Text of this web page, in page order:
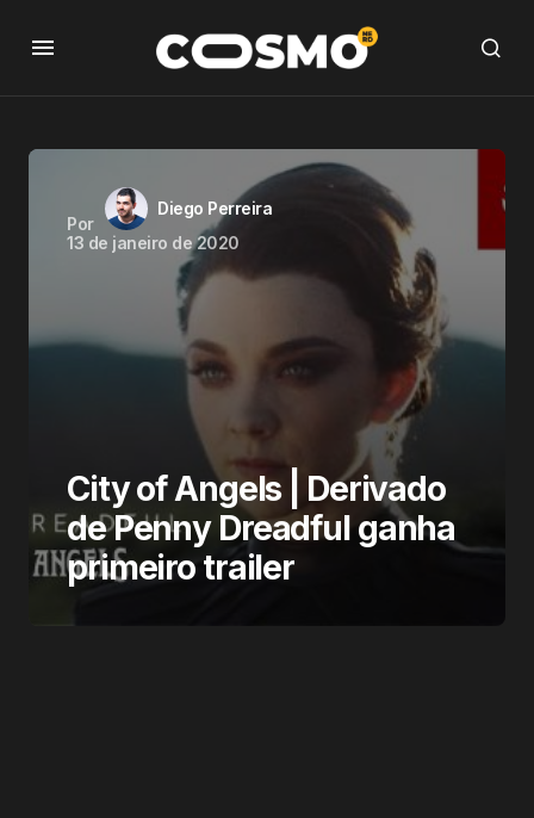
Por
Diego Perreira
13 de janeiro de 2020
City of Angels | Derivado
de Penny Dreadful ganha
primeiro trailer